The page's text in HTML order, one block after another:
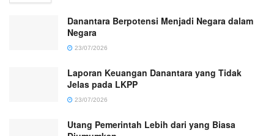
Danantara Berpotensi Menjadi Negara dalam
Negara
23/07/2026
Laporan Keuangan Danantara yang Tidak
Jelas pada LKPP
23/07/2026
Utang Pemerintah Lebih dari yang Biasa